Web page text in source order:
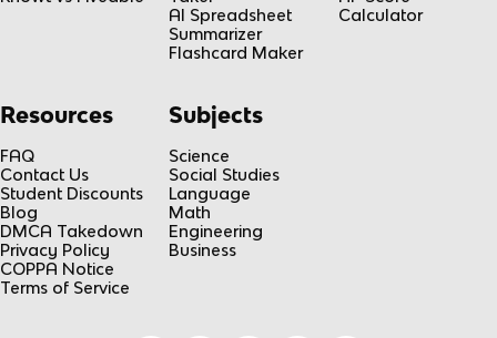
AI Spreadsheet
Summarizer
Flashcard Maker
Calculator
Resources
FAQ
Contact Us
Student Discounts
Blog
DMCA Takedown
Privacy Policy
COPPA Notice
Terms of Service
Subjects
Science
Social Studies
Language
Math
Engineering
Business